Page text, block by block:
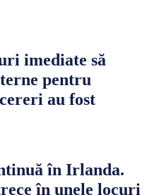
imediate să
pentru
au fost
în Irlanda.
în unele locuri